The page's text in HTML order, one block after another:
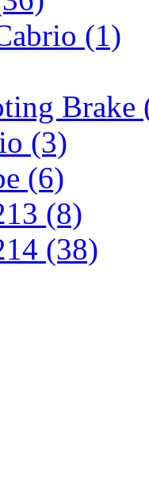
(1)
Brake
(3)
(6)
(8)
(38)